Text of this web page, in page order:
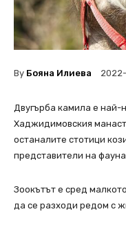
By Бояна Илиева
Двугърба камила е най-
Хаджидимовския
останалите стотици
представители на
Зоокътът е сред
да се разходи редом с